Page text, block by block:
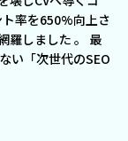
率を650%向上さ
羅しました 。 最
い「次世代のSEO